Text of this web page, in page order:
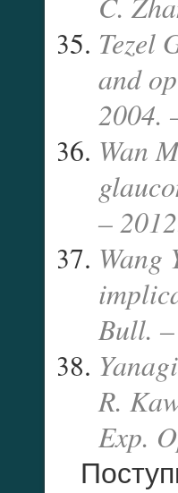
Tezel
and
2004.
Wan
–
Wang
Bull.
R.
Exp.